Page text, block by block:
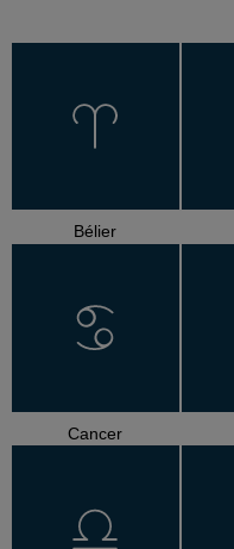
Bélier
Cancer